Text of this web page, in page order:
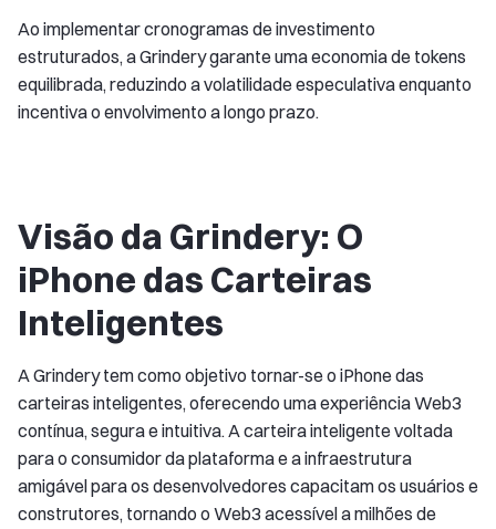
Ao implementar cronogramas de investimento
estruturados, a Grindery garante uma economia de tokens
equilibrada, reduzindo a volatilidade especulativa enquanto
incentiva o envolvimento a longo prazo.
Visão da Grindery: O
iPhone das Carteiras
Inteligentes
A Grindery tem como objetivo tornar-se o iPhone das
carteiras inteligentes, oferecendo uma experiência Web3
contínua, segura e intuitiva. A carteira inteligente voltada
para o consumidor da plataforma e a infraestrutura
amigável para os desenvolvedores capacitam os usuários e
construtores, tornando o Web3 acessível a milhões de